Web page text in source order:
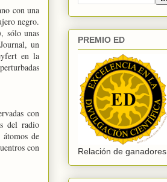
con una
negro.
sólo unas
un
en la
con
del radio
de
con
PREMIO ED
Relación de ganadores